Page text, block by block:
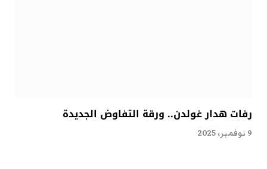
رفات هدار غولدن.. ورقة التفاوض الجديدة
9 نوفمبر، 2025